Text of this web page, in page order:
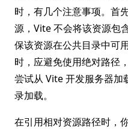
时，有几个注意事项。首
源，Vite 不会将该资源包
保该资源在公共目录中可
时，应避免使用绝对路径
尝试从 Vite 开发服务器加
录加载。
在引用相对资源路径时，